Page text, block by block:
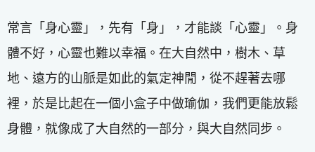
常言「身心靈」，先有「身」，才能談「心靈」。身
體不好，心靈也難以幸福。在大自然中，樹木、草
地、遠方的山脈是如此的氣定神閒，從不趕著去哪
裡，於是比起在一個小盒子中做瑜伽，我們更能放鬆
身體，就像成了大自然的一部分，與大自然同步。